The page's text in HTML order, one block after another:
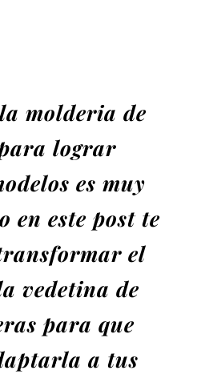
molderia de
lograr
es muy
en este post te
el
vedetina de
para que
a tus